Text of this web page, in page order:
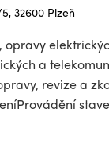
32600 Plzeň
opravy
a
revize a